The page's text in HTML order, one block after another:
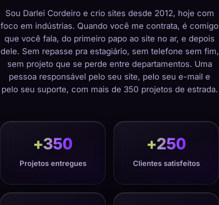
Sou Darlei Cordeiro e crio sites desde 2012, hoje com
foco em indústrias. Quando você me contrata, é comigo
que você fala, do primeiro papo ao site no ar, e depois
dele. Sem repasse pra estagiário, sem telefone sem fim,
sem projeto que se perde entre departamentos. Uma
pessoa responsável pelo seu site, pelo seu e-mail e
pelo seu suporte, com mais de 350 projetos de estrada.
+350
Projetos entregues
+250
Clientes satisfeitos